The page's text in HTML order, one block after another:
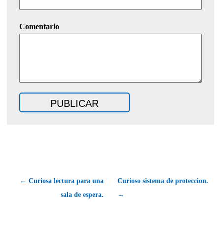
Comentario
← Curiosa lectura para una
sala de espera.
Curioso sistema de proteccion.
→